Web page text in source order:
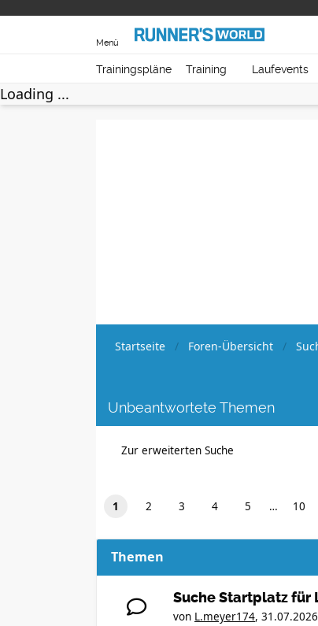
Menü
Trainingspläne Training Laufevents
Loading ...
Startseite Foren-Übersicht
Unbeantwortete Themen
Zur erweiterten Suche
1 2 3 4 5 … 10
Themen
Suche Startplatz für
von L.meyer174,